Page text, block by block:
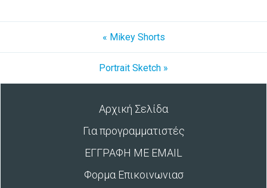
« Mikey Shorts
Portrait Sketch »
Αρχική Σελίδα
Για προγραμματιστές
ΕΓΓΡΑΦΗ ΜΕ EMAIL
Φορμα Επικοινωνιασ